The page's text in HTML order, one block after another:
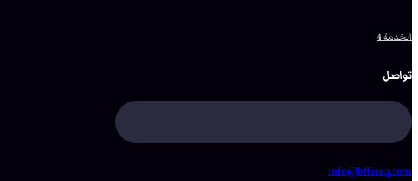
الخدمة 4
تواصل
info@bffiraq.com